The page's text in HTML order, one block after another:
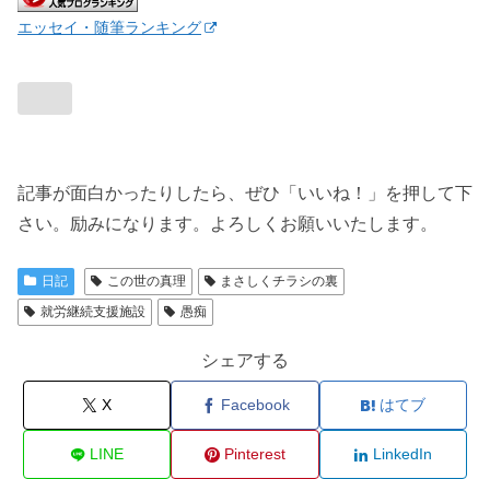
エッセイ・随筆ランキング
記事が面白かったりしたら、ぜひ「いいね！」を押して下
さい。励みになります。よろしくお願いいたします。
日記 この世の真理
まさしくチラシの裏
就労継続支援施設
愚痴
シェアする
X Facebook はてブ
LINE Pinterest LinkedIn